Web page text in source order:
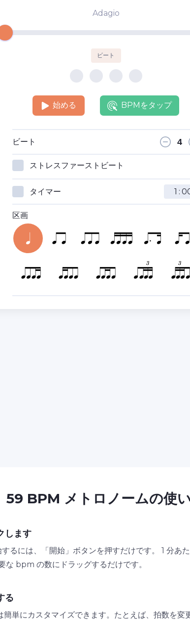
Adagio
ビート
始める BPMをタップ
ビート
ストレスファーストビート
タイマー :
区画
59 BPM メトロノームの使
します
るには、「開始」ボタンを押すだけです。 1 分あ
bpm の数にドラッグするだけです。
る
単にカスタマイズできます。たとえば、拍数を変